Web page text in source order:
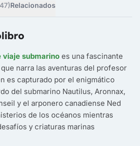
Relacionados
viaje submarino es una fascinante
narra las aventuras del profesor
es capturado por el enigmático
del submarino Nautilus, Aronnax,
y el arponero canadiense Ned
de los océanos mientras
y criaturas marinas